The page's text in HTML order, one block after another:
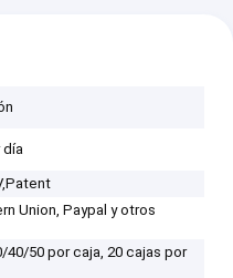
día
Union, Paypal y otros
40/50 por caja, 20 cajas por